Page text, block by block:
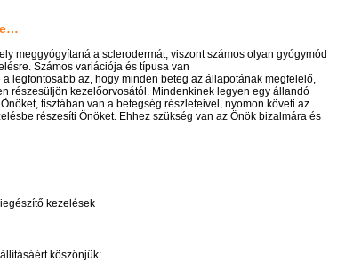
meggyógyítaná a sclerodermát, viszont számos olyan gyógymód
Számos variációja és típusa van
legfontosabb az, hogy minden beteg az állapotának megfelelő,
részesüljön kezelőorvosától. Mindenkinek legyen egy állandó
tisztában van a betegség részleteivel, nyomon követi az
részesíti Önöket. Ehhez szükség van az Önök bizalmára és
kezelések
köszönjük: